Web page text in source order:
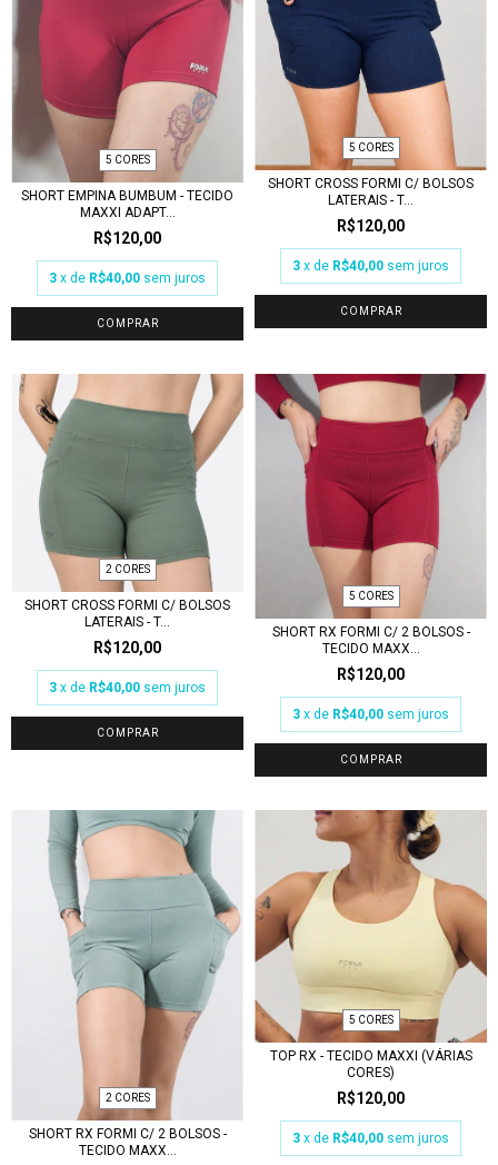
5 CORES
SHORT EMPINA BUMBUM - TECIDO
MAXXI ADAPT...
R$120,00
3 x de R$40,00 sem juros
COMPRAR
5 CORES
SHORT CROSS FORMI C/ BOLSOS
LATERAIS - T...
R$120,00
3 x de R$40,00 sem juros
COMPRAR
2 CORES
SHORT CROSS FORMI C/ BOLSOS
LATERAIS - T...
R$120,00
3 x de R$40,00 sem juros
COMPRAR
5 CORES
SHORT RX FORMI C/ 2 BOLSOS -
TECIDO MAXX...
R$120,00
3 x de R$40,00 sem juros
COMPRAR
2 CORES
SHORT RX FORMI C/ 2 BOLSOS -
TECIDO MAXX...
5 CORES
TOP RX - TECIDO MAXXI (VÁRIAS
CORES)
R$120,00
3 x de R$40,00 sem juros